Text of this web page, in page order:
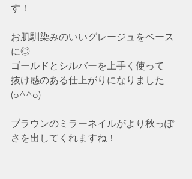
す！
お肌馴染みのいいグレージュをベース
に◎
ゴールドとシルバーを上手く使って
抜け感のある仕上がりになりました
(o^^o)
ブラウンのミラーネイルがより秋っぽ
さを出してくれますね！